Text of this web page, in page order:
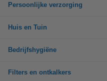
Persoonlijke verzorging
Huis en Tuin
Bedrijfshygiëne
Filters en ontkalkers